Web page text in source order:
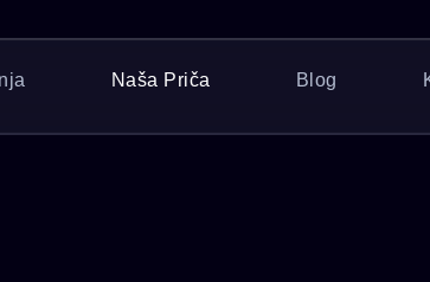
Naša Priča Blog